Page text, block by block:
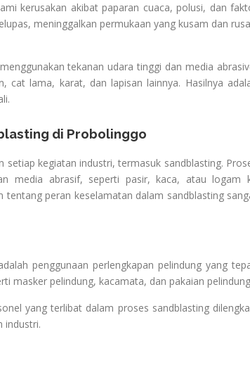
kerusakan akibat paparan cuaca, polusi, dan
meninggalkan permukaan yang kusam dan
tekanan udara tinggi dan media
cat lama, karat, dan lapisan lainnya. Hasilnya
di Probolinggo
kegiatan industri, termasuk sandblasting.
media abrasif, seperti pasir, kaca, atau logam
peran keselamatan dalam sandblasting
penggunaan perlengkapan pelindung yang
masker pelindung, kacamata, dan pakaian
yang terlibat dalam proses sandblasting
industri.